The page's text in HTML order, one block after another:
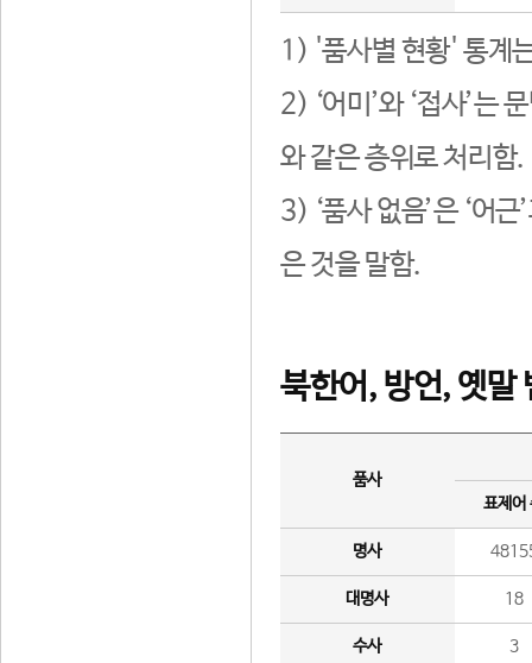
1) '품사별 현황' 통계
2) ‘어미’와 ‘접사’는
와 같은 층위로 처리함.
3) ‘품사 없음’은 ‘어
은 것을 말함.
북한어, 방언, 옛말
품사
표제어
명사
대명사 18
수사 3